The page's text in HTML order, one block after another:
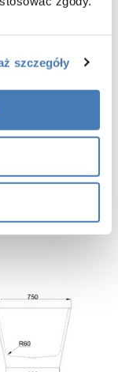
szczegóły
to
i trwałość całej
i ograniczając